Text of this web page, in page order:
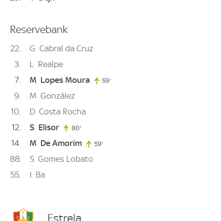
Reservebank
22 G Cabral da Cruz
3
L
Realpe
7
M Lopes Moura 59'
9 M González
10
D Costa Rocha
12
S Elisor 80'
14 M De Amorim 59'
88 S Gomes Lobato
55
I Ba
Estrela